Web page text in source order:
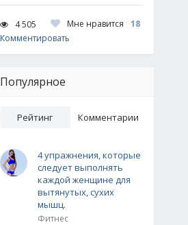
4 505 Мне нравится
18
Комментировать
Популярное
Рейтинг Комментарии
4 упражнения, которые
следует выполнять
каждой женщине для
вытянутых, сухих
мышц.
Фитнес